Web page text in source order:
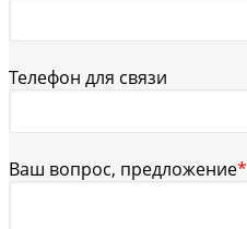
Телефон для связи
Ваш вопрос, предложение*